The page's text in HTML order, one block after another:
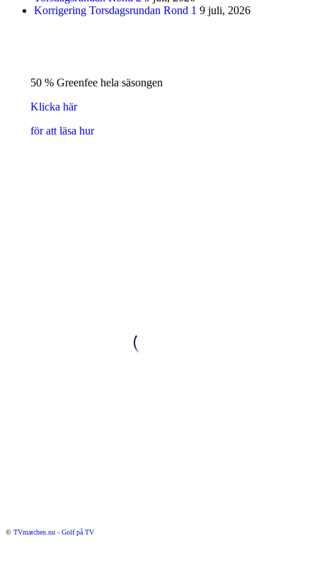
Korrigering Torsdagsrundan Rond 1 9 juli, 2026
50 % Greenfee hela säsongen
Klicka här
för att läsa hur
© TVmatchen.nu - Golf på TV